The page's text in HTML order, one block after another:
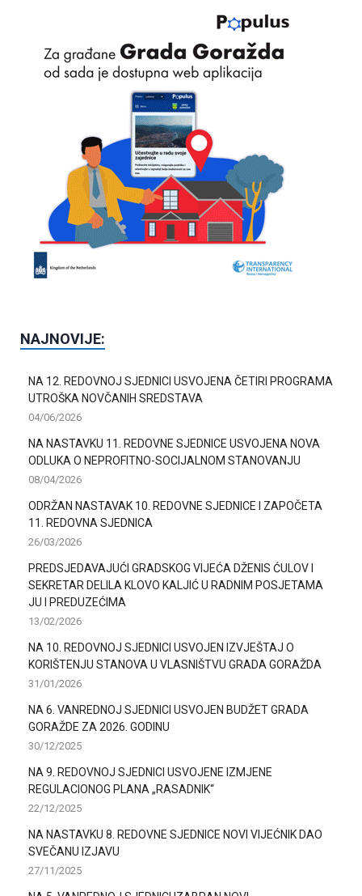
NAJNOVIJE:
NA 12. REDOVNOJ SJEDNICI USVOJENA ČETIRI PROGRAMA
UTROŠKA NOVČANIH SREDSTAVA
04/06/2026
NA NASTAVKU 11. REDOVNE SJEDNICE USVOJENA NOVA
ODLUKA O NEPROFITNO-SOCIJALNOM STANOVANJU
08/04/2026
ODRŽAN NASTAVAK 10. REDOVNE SJEDNICE I ZAPOČETA
11. REDOVNA SJEDNICA
26/03/2026
PREDSJEDAVAJUĆI GRADSKOG VIJEĆA DŽENIS ĆULOV I
SEKRETAR DELILA KLOVO KALJIĆ U RADNIM POSJETAMA
JU I PREDUZEĆIMA
13/02/2026
NA 10. REDOVNOJ SJEDNICI USVOJEN IZVJEŠTAJ O
KORIŠTENJU STANOVA U VLASNIŠTVU GRADA GORAŽDA
31/01/2026
NA 6. VANREDNOJ SJEDNICI USVOJEN BUDŽET GRADA
GORAŽDE ZA 2026. GODINU
30/12/2025
NA 9. REDOVNOJ SJEDNICI USVOJENE IZMJENE
REGULACIONOG PLANA „RASADNIK“
22/12/2025
NA NASTAVKU 8. REDOVNE SJEDNICE NOVI VIJEĆNIK DAO
SVEČANU IZJAVU
27/11/2025